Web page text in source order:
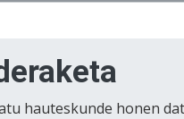
hauteskunde honen